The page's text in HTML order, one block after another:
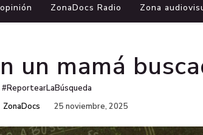
ZonaDocs Radio Zona
un mamá
#ReportearLaBúsqueda
ZonaDocs 25 noviembre, 2025